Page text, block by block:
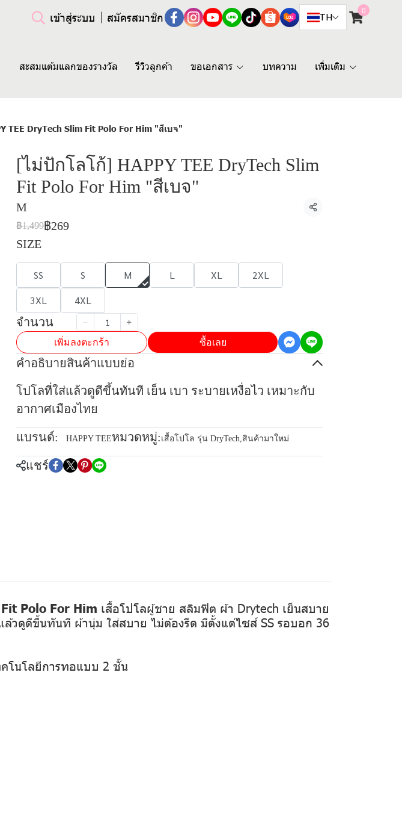
เข้าสู่ระบบ สมัครสมาชิก TH
0
สะสมแต้มแลกของรางวัล รีวิวลูกค้า ขอเอกสาร บทความ เพิ่มเติม
TEE DryTech Slim Fit Polo For Him "สีเบจ"
[ไม่ปักโลโก้] HAPPY TEE DryTech Slim
Fit Polo For Him "สีเบจ"
M
แชร์
฿1,499฿269
SIZE
SS S M L XL
2XL
3XL
4XL
จำนวน
เพิ่มลงตะกร้า ซื้อเลย
คำอธิบายสินค้าแบบย่อ
โปโลที่ใส่แล้วดูดีขึ้นทันที เย็น เบา ระบายเหงื่อไว เหมาะกับ
อากาศเมืองไทย
แบรนด์: HAPPY TEEหมวดหมู่: เสื้อโปโล รุ่น DryTech,สินค้ามาใหม่
แชร์
Polo For Him เสื้อโปโลผู้ชาย สลิมฟิต ผ้า Drytech เย็นสบาย
วดูดีขึ้นทันที ผ้านุ่ม ใส่สบาย ไม่ต้องรีด มีตั้งแต่ไซส์ SS รอบอก 36
โนโลยีการทอแบบ 2 ชั้น